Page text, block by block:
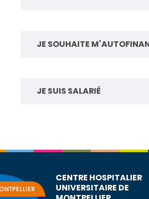
JE SOUHAITE
JE SUIS SALARIÉ
CENTRE HOSPITALIER
UNIVERSITAIRE DE